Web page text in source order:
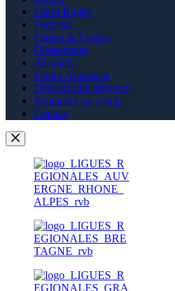
Esprit Rugby
Podcasts
Photos & Vidéos
Classements
Résultats
Petites Annonces
Déposer une annonce
Soumettre un article
Contact